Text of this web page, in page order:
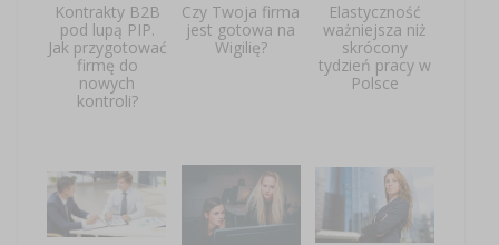
Kontrakty B2B
pod lupą PIP.
Jak przygotować
firmę do
nowych
kontroli?
Czy Twoja firma
jest gotowa na
Wigilię?
Elastyczność
ważniejsza niż
skrócony
tydzień pracy w
Polsce